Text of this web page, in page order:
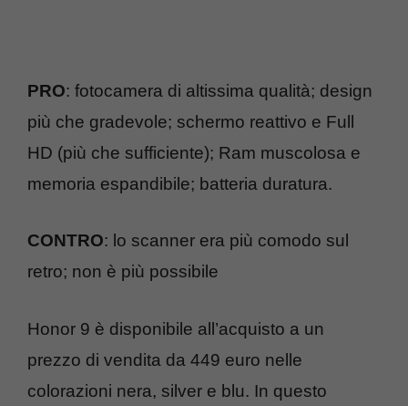
PRO: fotocamera di altissima qualità; design
più che gradevole; schermo reattivo e Full
HD (più che sufficiente); Ram muscolosa e
memoria espandibile; batteria duratura.
CONTRO: lo scanner era più comodo sul
retro; non è più possibile
Honor 9 è disponibile all’acquisto a un
prezzo di vendita da 449 euro nelle
colorazioni nera, silver e blu. In questo